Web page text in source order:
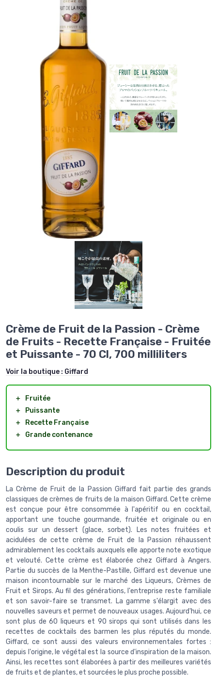
Crème de Fruit de la Passion - Crème
de Fruits - Recette Française - Fruitée
et Puissante - 70 Cl, 700 milliliters
Voir la boutique : Giffard
＋
Fruitée
＋
Puissante
＋
Recette Française
＋
Grande contenance
Description du produit
La Crème de Fruit de la Passion Giffard fait partie des grands
classiques de crèmes de fruits de la maison Giffard. Cette crème
est conçue pour être consommée à l'apéritif ou en cocktail,
apportant une touche gourmande, fruitée et originale ou en
coulis sur un dessert (glace, sorbet). Les notes fruitées et
acidulées de cette crème de Fruit de la Passion réhaussent
admirablement les cocktails auxquels elle apporte note exotique
et velouté. Cette crème est élaborée chez Giffard à Angers.
Partie du succès de la Menthe-Pastille, Giffard est devenue une
maison incontournable sur le marché des Liqueurs, Crèmes de
Fruit et Sirops. Au fil des générations, l'entreprise reste familiale
et son savoir-faire se transmet. La gamme s'élargit avec des
nouvelles saveurs et permet de nouveaux usages. Aujourd'hui, ce
sont plus de 60 liqueurs et 90 sirops qui sont utilisés dans les
recettes de cocktails des barmen les plus réputés du monde.
Giffard, ce sont aussi des valeurs environnementales fortes :
depuis l'origine, le végétal est la source d'inspiration de la maison.
Ainsi, les recettes sont élaborées à partir des meilleures variétés
de fruits et de plantes, et sourcées le plus proche possible.